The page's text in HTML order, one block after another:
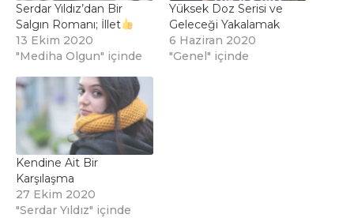
Serdar Yıldız’dan Bir
Salgın Romanı; İllet
13 Ekim 2020
"Mediha Olgun" içinde
Yüksek Doz Serisi ve
Geleceği Yakalamak
6 Haziran 2020
"Genel" içinde
Kendine Ait Bir
Karşılaşma
27 Ekim 2020
"Serdar Yıldız" içinde